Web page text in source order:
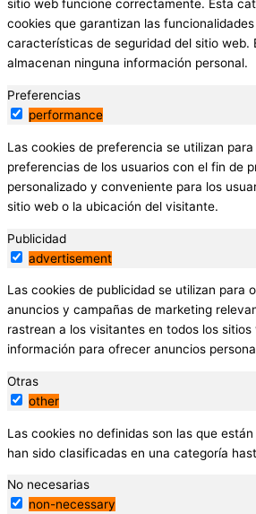
sitio web funcione correctamente. Esta
cookies que garantizan las
características de seguridad del sitio web.
almacenan ninguna información personal.
Preferencias
performance
Las cookies de preferencia se utilizan
preferencias de los usuarios con el fin de
personalizado y conveniente para los
sitio web o la ubicación del visitante.
Publicidad
advertisement
Las cookies de publicidad se utilizan para
anuncios y campañas de marketing
rastrean a los visitantes en todos los sitios
información para ofrecer anuncios
Otras
other
Las cookies no definidas son las que
han sido clasificadas en una categoría
No necesarias
non-necessary